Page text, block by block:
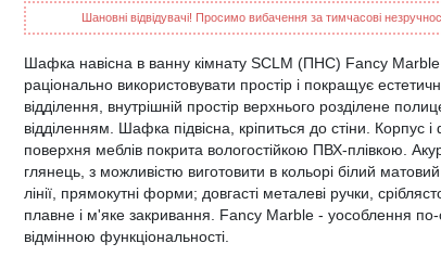
Шановні відвідувачі! Просимо вибачення за тимчасові
Шафка навісна в ванну кімнату SCLM (ПНС) Fancy Marble
раціонально використовувати простір і покращує
відділення, внутрішній простір верхнього розділене
відділенням. Шафка підвісна, кріпиться до стіни.
поверхня меблів покрита вологостійкою ПВХ-плівкою.
глянець, з можливістю виготовити в кольорі білий
лінії, прямокутні форми; довгасті металеві ручки,
плавне і м'яке закривання. Fancy Marble - уособлення по-
відмінною функціональності.